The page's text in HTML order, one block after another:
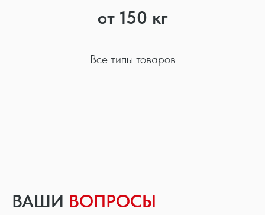
от 150 кг
Все типы товаров
ВАШИ ВОПРОСЫ